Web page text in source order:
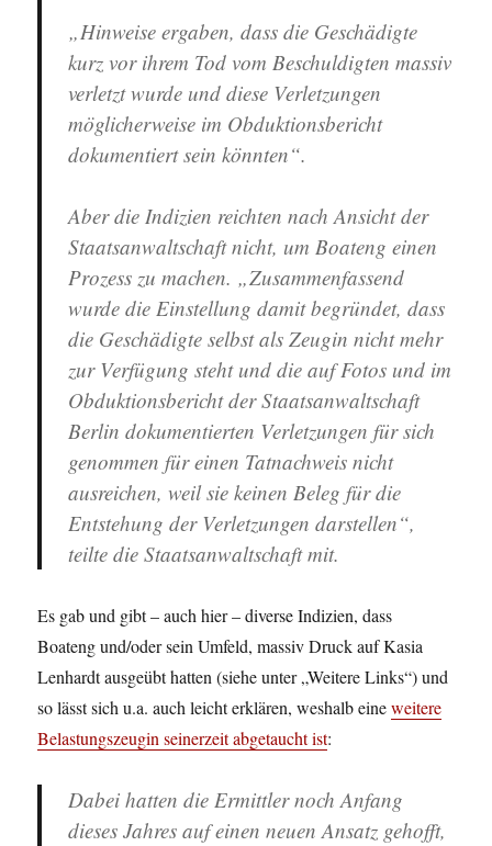
„Hinweise ergaben, dass die Geschädigte
kurz vor ihrem Tod vom Beschuldigten massiv
verletzt wurde und diese Verletzungen
möglicherweise im Obduktionsbericht
dokumentiert sein könnten“.
Aber die Indizien reichten nach Ansicht der
Staatsanwaltschaft nicht, um Boateng einen
Prozess zu machen. „Zusammenfassend
wurde die Einstellung damit begründet, dass
die Geschädigte selbst als Zeugin nicht mehr
zur Verfügung steht und die auf Fotos und im
Obduktionsbericht der Staatsanwaltschaft
Berlin dokumentierten Verletzungen für sich
genommen für einen Tatnachweis nicht
ausreichen, weil sie keinen Beleg für die
Entstehung der Verletzungen darstellen“,
teilte die Staatsanwaltschaft mit.
Es gab und gibt – auch hier – diverse Indizien, dass
Boateng und/oder sein Umfeld, massiv Druck auf Kasia
Lenhardt ausgeübt hatten (siehe unter „Weitere Links“) und
so lässt sich u.a. auch leicht erklären, weshalb eineweitere
Belastungszeugin seinerzeit abgetaucht ist:
Dabei hatten die Ermittler noch Anfang
dieses Jahres auf einen neuen Ansatz gehofft,